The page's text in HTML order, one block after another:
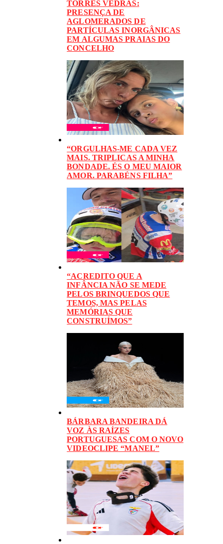
TORRES VEDRAS:
PRESENÇA DE
AGLOMERADOS DE
PARTÍCULAS INORGÂNICAS
EM ALGUMAS PRAIAS DO
CONCELHO
“ORGULHAS-ME CADA VEZ
MAIS. TRIPLICAS A MINHA
BONDADE. ÉS O MEU MAIOR
AMOR. PARABÉNS FILHA”
“ACREDITO QUE A
INFÂNCIA NÃO SE MEDE
PELOS BRINQUEDOS QUE
TEMOS, MAS PELAS
MEMÓRIAS QUE
CONSTRUÍMOS”
BÁRBARA BANDEIRA DÁ
VOZ ÀS RAÍZES
PORTUGUESAS COM O NOVO
VIDEOCLIPE “MANEL”